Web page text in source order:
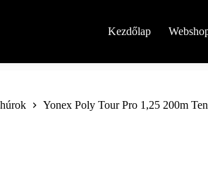
Kezdőlap
Yonex Poly Tour Pro 1,25 200m